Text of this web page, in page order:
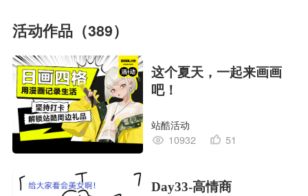
活动作品（389）
这个夏天，一起来画画
吧！
站酷活动
10932
51
Day33-高情商